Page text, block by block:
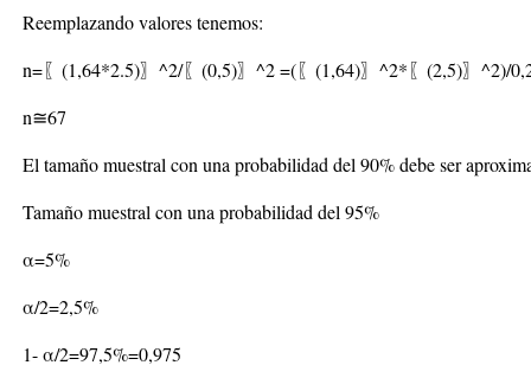
Reemplazando valores tenemos:
n=〖(1,64*2.5)〗^2/〖(0,5)〗^2 =(〖(1,64)〗^2*〖(2,5)〗^2)/
n≅67
El tamaño muestral con una probabilidad del 90% debe ser
Tamaño muestral con una probabilidad del 95%
α=5%
α/2=2,5%
1- α/2=97,5%=0,975